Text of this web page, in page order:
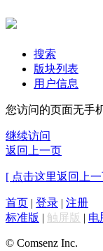
搜索
版块列表
用户信息
您访问的页面无手
继续访问
返回上一页
[ 点击这里返回上
首页 | 登录 | 注册
标准版 | 触屏版 | 电
© Comsenz Inc.